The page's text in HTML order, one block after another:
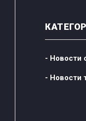
- Новости
- Новости